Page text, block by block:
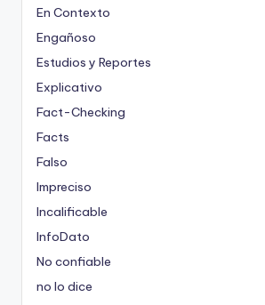
En Contexto
Engañoso
Estudios y Reportes
Explicativo
Fact-Checking
Facts
Falso
Impreciso
Incalificable
InfoDato
No confiable
no lo dice